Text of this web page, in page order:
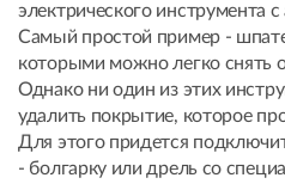
электрического инструмента
Самый простой пример -
которыми можно легко снять
Однако ни один из этих
удалить покрытие, которое
Для этого придется
- болгарку или дрель со